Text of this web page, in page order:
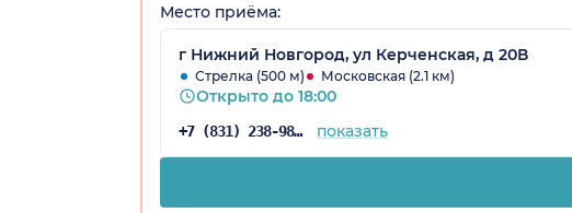
Место приёма:
г Нижний Новгород, ул Керченская, д 20В
Стрелка (500 м) Московская (2.1 км)
Открыто до 18:00
+7 (831) 238-98-81 показать